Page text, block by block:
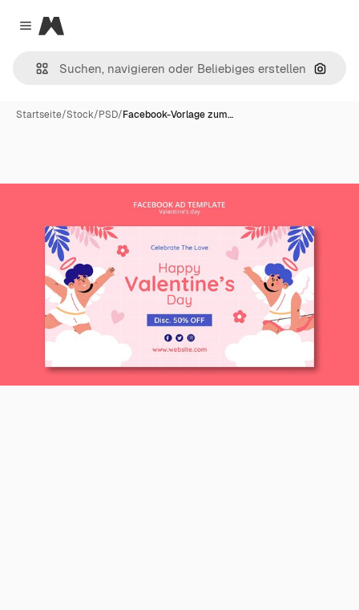
Close menu
Magnific
Nach
Startseite/Stock/PSD/Facebook-Vorlage zum…